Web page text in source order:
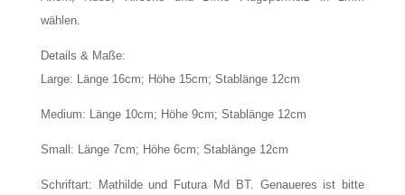
wählen.
Details & Maße:
Large: Länge 16cm; Höhe 15cm; Stablänge 12cm
Medium: Länge 10cm; Höhe 9cm; Stablänge 12cm
Small: Länge 7cm; Höhe 6cm; Stablänge 12cm
Schriftart: Mathilde und Futura Md BT. Genaueres ist bitte